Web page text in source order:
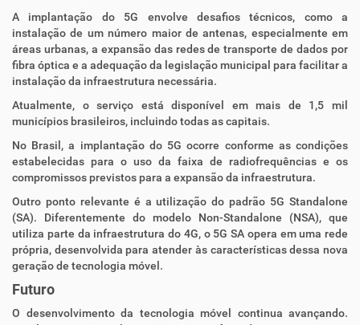
A implantação do 5G envolve desafios técnicos, como a
instalação de um número maior de antenas, especialmente em
áreas urbanas, a expansão das redes de transporte de dados por
fibra óptica e a adequação da legislação municipal para facilitar a
instalação da infraestrutura necessária.
Atualmente, o serviço está disponível em mais de 1,5 mil
municípios brasileiros, incluindo todas as capitais.
No Brasil, a implantação do 5G ocorre conforme as condições
estabelecidas para o uso da faixa de radiofrequências e os
compromissos previstos para a expansão da infraestrutura.
Outro ponto relevante é a utilização do padrão 5G Standalone
(SA). Diferentemente do modelo Non-Standalone (NSA), que
utiliza parte da infraestrutura do 4G, o 5G SA opera em uma rede
própria, desenvolvida para atender às características dessa nova
geração de tecnologia móvel.
Futuro
O desenvolvimento da tecnologia móvel continua avançando.